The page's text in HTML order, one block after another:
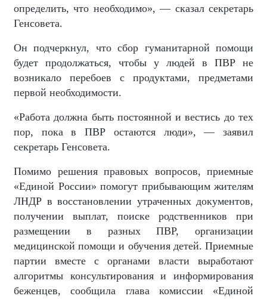
определить, что необходимо», — сказал секретарь
Генсовета.
Он подчеркнул, что сбор гуманитарной помощи
будет продолжаться, чтобы у людей в ПВР не
возникало перебоев с продуктами, предметами
первой необходимости.
«Работа должна быть постоянной и вестись до тех
пор, пока в ПВР остаются люди», — заявил
секретарь Генсовета.
Помимо решения правовых вопросов, приемные
«Единой России» помогут прибывающим жителям
ЛНДР в восстановлении утраченных документов,
получении выплат, поиске родственников при
размещении в разных ПВР, организации
медицинской помощи и обучения детей. Приемные
партии вместе с органами власти выработают
алгоритмы консультирования и информирования
беженцев, сообщила глава комиссии «Единой